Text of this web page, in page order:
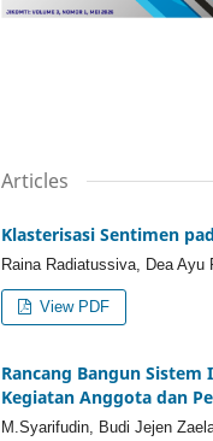
Articles
Klasterisasi Sentimen
Raina Radiatussiva, Dea
View PDF
Rancang Bangun
Kegiatan Anggota dan
M.Syarifudin, Budi Jejen